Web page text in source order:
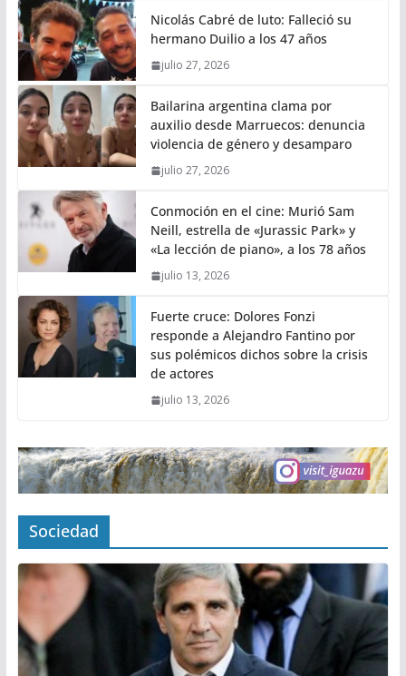
Nicolás Cabré de luto: Falleció su
hermano Duilio a los 47 años
julio 27, 2026
Bailarina argentina clama por
auxilio desde Marruecos: denuncia
violencia de género y desamparo
julio 27, 2026
Conmoción en el cine: Murió Sam
Neill, estrella de «Jurassic Park» y
«La lección de piano», a los 78 años
julio 13, 2026
Fuerte cruce: Dolores Fonzi
responde a Alejandro Fantino por
sus polémicos dichos sobre la crisis
de actores
julio 13, 2026
Sociedad